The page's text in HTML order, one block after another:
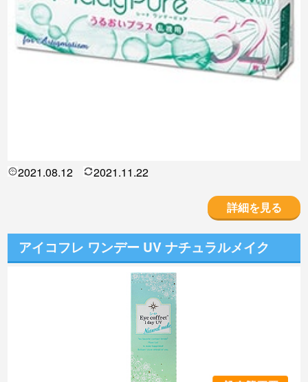
2021.08.12 2021.11.22
詳細を見る
アイコフレ ワンデー UV ナチュラルメイク